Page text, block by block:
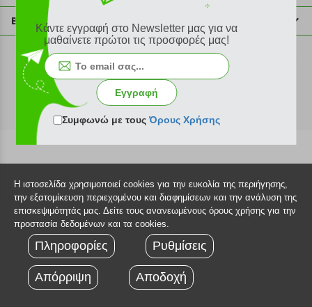
info@plus4u.gr
Η εταιρία
Σημεία παραλαβής
Ευκαιρίες καριέρας
Όροι χρήσης
Sitemap
Βοήθεια
Εξέλιξη παραγγελίας
Τρόποι παραγγελίας
Τρόποι πληρωμής
Τρόποι αποστολής
Πολιτική επιστροφών
Τεχνική υποστήριξη
©2026 Plus4u.gr
Κάντε εγγραφή στο Newsletter μας για να
μαθαίνετε πρώτοι τις προσφορές μας!
Εγγραφή
Συμφωνώ με τουςΌρους Χρήσης
Η ιστοσελίδα χρησιμοποιεί cookies για την ευκολία της περιήγησης,
την εξατομίκευση περιεχομένου και διαφημίσεων και την ανάλυση της
επισκεψιμότητάς μας. Δείτε τους ανανεωμένους όρους χρήσης για την
προστασία δεδομένων και τα cookies.
Πληροφορίες Ρυθμίσεις
Απόρριψη Αποδοχή